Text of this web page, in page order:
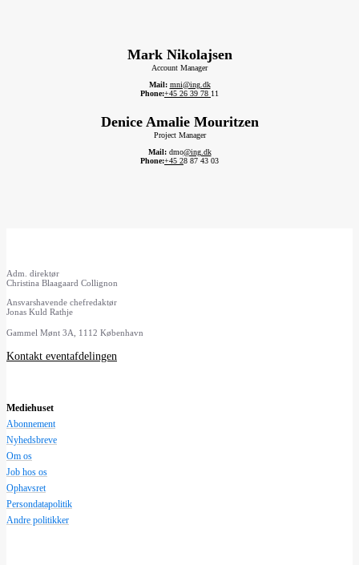
Mark Nikolajsen
Account Manager
Mail: mni@ing.dk
Phone:+45 26 39 78 11
Denice Amalie Mouritzen
Project Manager
Mail:dmo@ing.dk
Phone:+45 28 87 43 03
Adm. direktør
Christina Blaagaard Collignon
Ansvarshavende chefredaktør
Jonas Kuld Rathje
Gammel Mønt 3A, 1112 København
Kontakt eventafdelingen
Mediehuset
Abonnement
Nyhedsbreve
Om os
Job hos os
Ophavsret
Persondatapolitik
Andre politikker